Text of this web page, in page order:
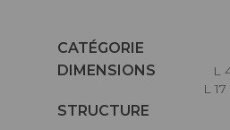
Caractéristiques
CATÉGORIE
Caractéristiques
DIMENSIONS
L
Caractéristiques
STRUCTURE